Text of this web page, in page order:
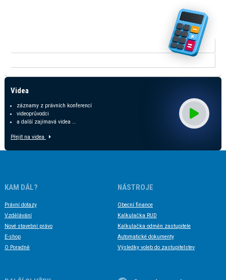
Videa
záznamy z právních konferencí
videoprůvodci
a další zajímavá videa …
Přejít na videa
KAM DÁL?
Právní dotazy
Vzdělávání
Nové stavební právo
E-shop
O Poradně
NÁSTROJE
Obecní finance
Kalkulačka RUD
Kalkulačka odměn zastupitele
Automatické dokumenty
Výsledky voleb do zastupitelstev